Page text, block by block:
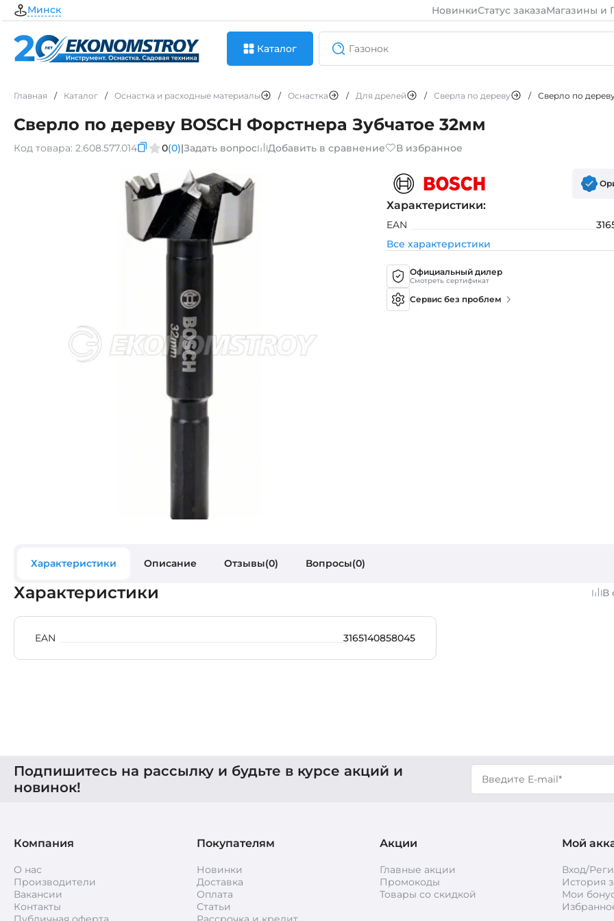
Минск НовинкиСтатус заказаМагазины и
Каталог
Главная / Каталог / Оснастка и расходные материалы / Оснастка / Для дрелей / Сверла по дереву / Сверло по
Сверло по дереву BOSCH Форстнера Зубчатое 32мм
Код товара: 2.608.577.014 0(0)|Задать вопрос Добавить в сравнение В избранное
Характеристики:
EAN
Все характеристики
Официальный дилер
Смотреть сертификат
Сервис без проблем
Характеристики Описание Отзывы(0) Вопросы(0)
Характеристики В
EAN 3165140858045
Подпишитесь на рассылку и будьте в курсе акций и
новинок!
Компания
О нас
Производители
Вакансии
Контакты
Покупателям
Новинки
Доставка
Оплата
Статьи
Акции
Главные акции
Промокоды
Товары со скидкой
Мой
Вход/
История
Мои